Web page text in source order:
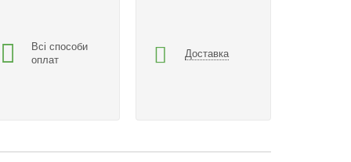
Всі способи
оплат
Доставка